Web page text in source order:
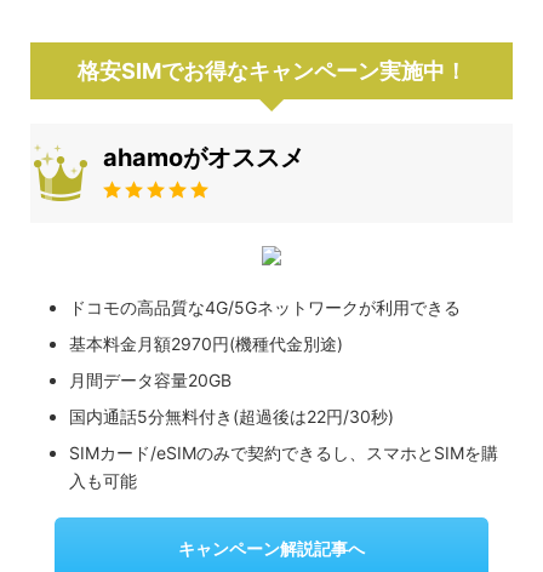
格安SIMでお得なキャンペーン実施中！
ahamoがオススメ
ドコモの高品質な4G/5Gネットワークが利用できる
基本料金月額2970円(機種代金別途)
月間データ容量20GB
国内通話5分無料付き(超過後は22円/30秒)
SIMカード/eSIMのみで契約できるし、スマホとSIMを購
入も可能
キャンペーン解説記事へ